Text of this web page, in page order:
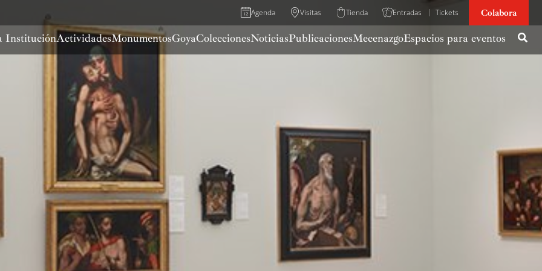
Agenda Visitas Tienda Entradas Tickets Colabora
InstituciónActividadesMonumentosGoyaColeccionesNoticiasPublicacionesMecenazgoEspacios para eventos